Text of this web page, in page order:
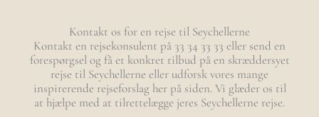
Kontakt os for en rejse til Seychellerne
Kontakt en rejsekonsulent på 33 34 33 33 eller send en
forespørgsel og få et konkret tilbud på en skræddersyet
rejse til Seychellerne eller udforsk vores mange
inspirerende rejseforslag her på siden. Vi glæder os til
at hjælpe med at tilrettelægge jeres Seychellerne rejse.